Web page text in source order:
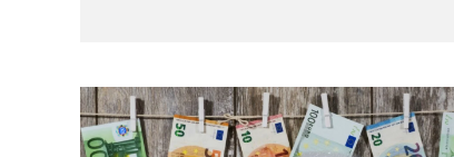
risparmiatori, titolari di quattro buoni da
5.000.000 lire ciascuno, non erano stati
pagati integralmente gli interessi